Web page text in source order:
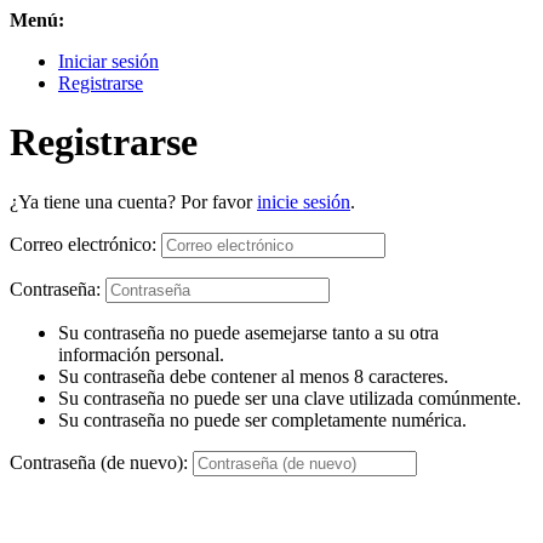
Menú:
Iniciar sesión
Registrarse
Registrarse
¿Ya tiene una cuenta? Por favorinicie sesión.
Correo electrónico:
Contraseña:
Su contraseña no puede asemejarse tanto a su otra
información personal.
Su contraseña debe contener al menos 8 caracteres.
Su contraseña no puede ser una clave utilizada comúnmente.
Su contraseña no puede ser completamente numérica.
Contraseña (de nuevo):